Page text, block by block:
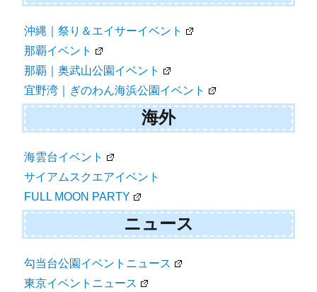
沖縄｜祭り＆エイサーイベント
那覇イベント
那覇｜奥武山公園イベント
宜野湾｜ぎのわん海浜公園イベント
海外
海雲台イベント
サイアムスクエアイベント
FULL MOON PARTY
ニュース
勾当台公園イベントニュース
東京イベントニュース